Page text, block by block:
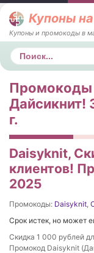
Купоны
Купоны и промокоды в
Поиск
Промокоды
Дайсикнит!
г.
Daisyknit,
клиентов!
2025
Промокоды: Daisyknit,
Срок истек, но может
Скидка 1 000 рублей
Промокод Daisyknit